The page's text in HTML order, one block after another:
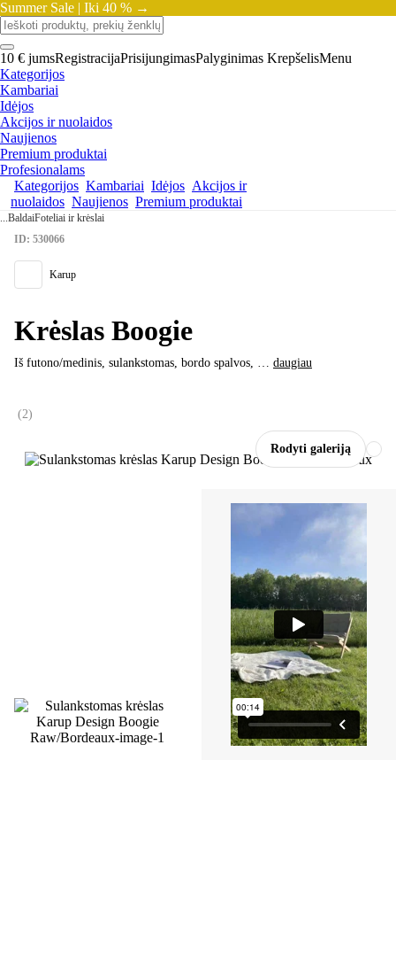
Summer Sale | Iki 40 % →
10 € jumsRegistracijaPrisijungimasPalyginimas KrepšelisMenu
Kategorijos
Kambariai
Idėjos
Akcijos ir nuolaidos
Naujienos
Premium produktai
Profesionalams
Kategorijos Kambariai Idėjos Akcijos ir
nuolaidos Naujienos Premium produktai
...BaldaiFoteliai ir krėslai
Rodyti galeriją
ID: 530066
Karup
Krėslas Boogie
Iš futono/medinis, sulankstomas, bordo spalvos, … daugiau
(2)